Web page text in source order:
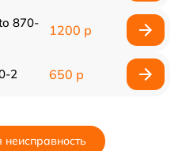
870-
1200 р
2 650 р